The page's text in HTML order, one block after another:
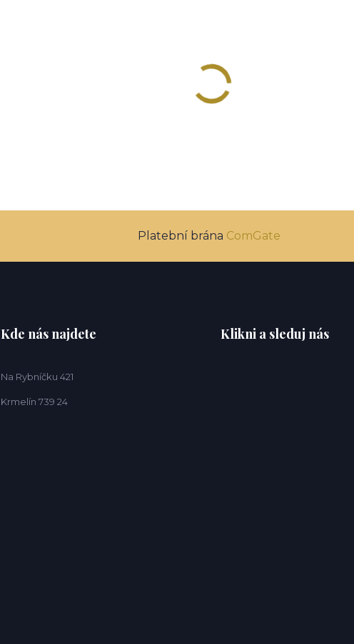
Platební brána ComGate
Kde nás najdete
Na Rybníčku 421
Krmelín 739 24
Klikni a sleduj nás